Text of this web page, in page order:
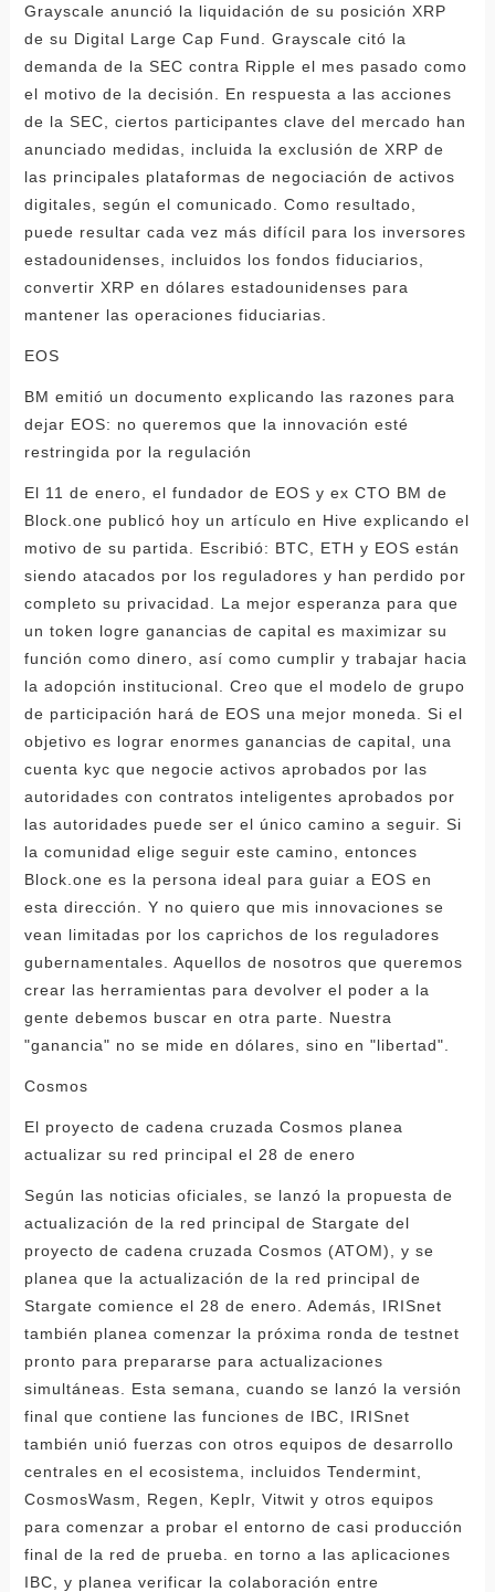
Grayscale anunció la liquidación de su posición XRP
de su Digital Large Cap Fund. Grayscale citó la
demanda de la SEC contra Ripple el mes pasado como
el motivo de la decisión. En respuesta a las acciones
de la SEC, ciertos participantes clave del mercado han
anunciado medidas, incluida la exclusión de XRP de
las principales plataformas de negociación de activos
digitales, según el comunicado. Como resultado,
puede resultar cada vez más difícil para los inversores
estadounidenses, incluidos los fondos fiduciarios,
convertir XRP en dólares estadounidenses para
mantener las operaciones fiduciarias.
EOS
BM emitió un documento explicando las razones para
dejar EOS: no queremos que la innovación esté
restringida por la regulación
El 11 de enero, el fundador de EOS y ex CTO BM de
Block.one publicó hoy un artículo en Hive explicando el
motivo de su partida. Escribió: BTC, ETH y EOS están
siendo atacados por los reguladores y han perdido por
completo su privacidad. La mejor esperanza para que
un token logre ganancias de capital es maximizar su
función como dinero, así como cumplir y trabajar hacia
la adopción institucional. Creo que el modelo de grupo
de participación hará de EOS una mejor moneda. Si el
objetivo es lograr enormes ganancias de capital, una
cuenta kyc que negocie activos aprobados por las
autoridades con contratos inteligentes aprobados por
las autoridades puede ser el único camino a seguir. Si
la comunidad elige seguir este camino, entonces
Block.one es la persona ideal para guiar a EOS en
esta dirección. Y no quiero que mis innovaciones se
vean limitadas por los caprichos de los reguladores
gubernamentales. Aquellos de nosotros que queremos
crear las herramientas para devolver el poder a la
gente debemos buscar en otra parte. Nuestra
"ganancia" no se mide en dólares, sino en "libertad".
Cosmos
El proyecto de cadena cruzada Cosmos planea
actualizar su red principal el 28 de enero
Según las noticias oficiales, se lanzó la propuesta de
actualización de la red principal de Stargate del
proyecto de cadena cruzada Cosmos (ATOM), y se
planea que la actualización de la red principal de
Stargate comience el 28 de enero. Además, IRISnet
también planea comenzar la próxima ronda de testnet
pronto para prepararse para actualizaciones
simultáneas. Esta semana, cuando se lanzó la versión
final que contiene las funciones de IBC, IRISnet
también unió fuerzas con otros equipos de desarrollo
centrales en el ecosistema, incluidos Tendermint,
CosmosWasm, Regen, Keplr, Vitwit y otros equipos
para comenzar a probar el entorno de casi producción
final de la red de prueba. en torno a las aplicaciones
IBC, y planea verificar la colaboración entre